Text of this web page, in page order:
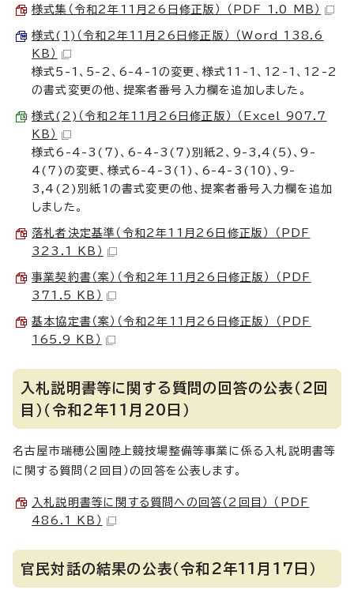
様式集（令和2年11月26日修正版） （PDF 1.0 MB）
様式(1)（令和2年11月26日修正版） （Word 138.6
KB）
様式5-1、5-2、6-4-1の変更、様式11-1、12-1、12-2
の書式変更の他、提案者番号入力欄を追加しました。
様式(2)（令和2年11月26日修正版） （Excel 907.7
KB）
様式6-4-3(7)、6-4-3(7)別紙2、9-3,4(5)、9-
4(7)の変更、様式6-4-3(1)、6-4-3(10)、9-
3,4(2)別紙1の書式変更の他、提案者番号入力欄を追加
しました。
落札者決定基準（令和2年11月26日修正版） （PDF
323.1 KB）
事業契約書（案）（令和2年11月26日修正版） （PDF
371.5 KB）
基本協定書（案）（令和2年11月26日修正版） （PDF
165.9 KB）
入札説明書等に関する質問の回答の公表（2回
目）（令和2年11月20日）
名古屋市瑞穂公園陸上競技場整備等事業に係る入札説明書等
に関する質問（2回目）の回答を公表します。
入札説明書等に関する質問への回答（2回目） （PDF
486.1 KB）
官民対話の結果の公表（令和2年11月17日）